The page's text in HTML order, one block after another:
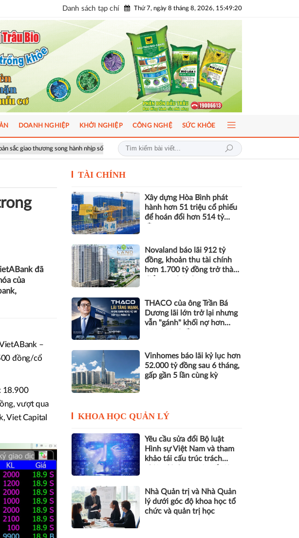
Danh sách tạp chí Thứ 7, ngày 8 tháng 8, 2026, 15:49:22
song hành nhịp sống toàn cầu ICFM 2026: Đột phá mới trong phát triển Y học bào thai và Di
DOANH NGHIỆP KHỞI NGHIỆP CÔNG NGHỆ SỨC KHỎE
đã
của
–
đồng/cổ
18.900
vượt qua
Viet Capital
TÀI CHÍNH
Xây dựng Hòa Bình phát
hành hơn 51 triệu cổ phiếu
để hoán đổi hơn 514 tỷ
Novaland báo lãi 912 tỷ
đồng, khoản thu tài chính
hơn 1.700 tỷ đồng trở thành
THACO của ông Trần Bá
Dương lãi lớn trở lại nhưng
vẫn "gánh" khối nợ hơn
Vinhomes báo lãi kỷ lục hơn
52.000 tỷ đồng sau 6 tháng,
gấp gần 5 lần cùng kỳ
KHOA HỌC QUẢN LÝ
Yêu cầu sửa đổi Bộ luật
Hình sự Việt Nam và tham
khảo tái cấu trúc trách
nhân tạo
Nhà Quản trị và Nhà Quản
lý dưới góc độ khoa học tổ
chức và quản trị học